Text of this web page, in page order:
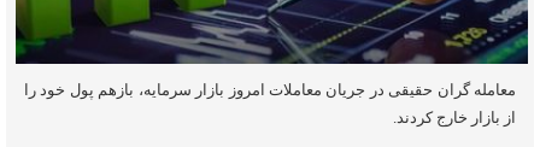
معامله گران حقیقی در جریان معاملات امروز بازار سرمایه، بازهم پول خود را
از بازار خارج کردند.